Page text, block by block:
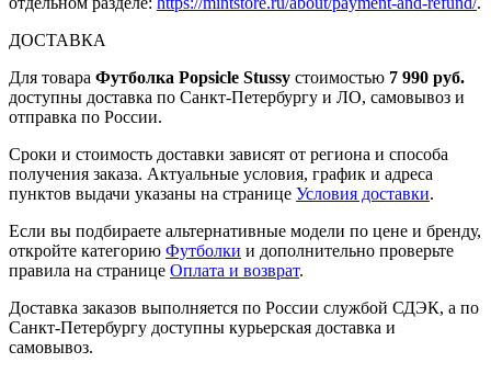
ДОСТАВКА
Для товара Футболка Popsicle Stussy стоимостью 7 990 руб.
доступны доставка по Санкт-Петербургу и ЛО, самовывоз и
отправка по России.
Сроки и стоимость доставки зависят от региона и способа
получения заказа. Актуальные условия, график и адреса
пунктов выдачи указаны на странице Условия доставки.
Если вы подбираете альтернативные модели по цене и бренду,
откройте категорию Футболки и дополнительно проверьте
правила на странице Оплата и возврат.
Доставка заказов выполняется по России службой СДЭК, а по
Санкт-Петербургу доступны курьерская доставка и
самовывоз.